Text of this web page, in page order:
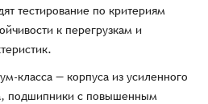
тестирование по критериям
к перегрузкам и
класса — корпуса из усиленного
подшипники с повышенным